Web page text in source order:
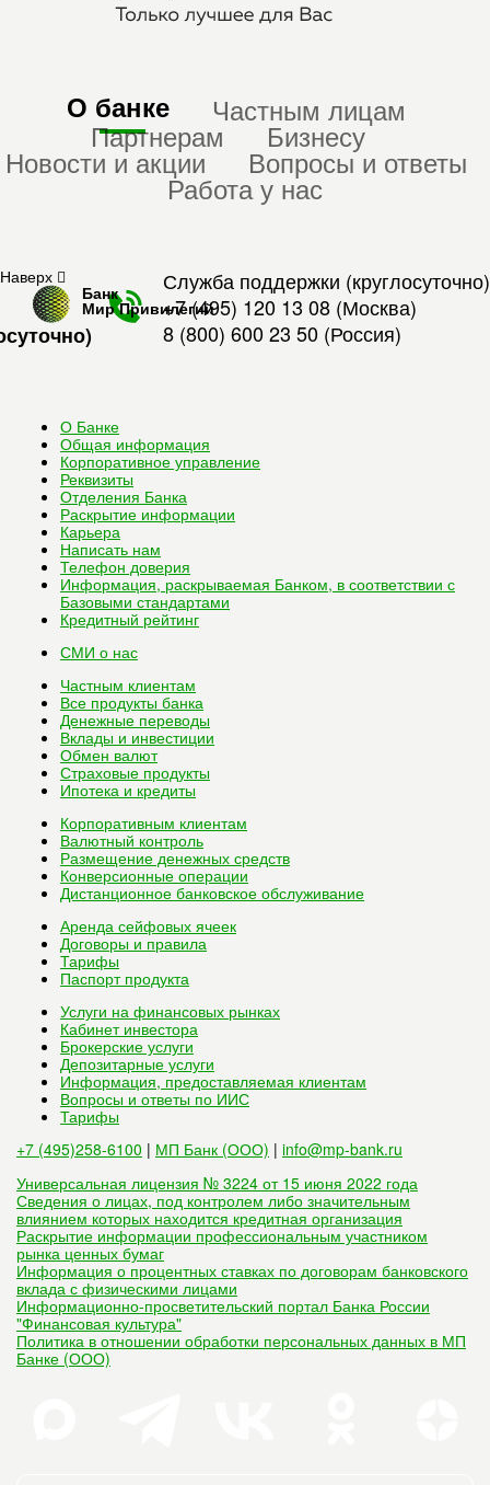
О банке Частным лицам
Партнерам Бизнесу
Новости и акции Вопросы и ответы
Работа у нас
Служба поддержки (круглосуточно)
+7 (495) 120 13 08 (Москва)
8 (800) 600 23 50 (Россия)
Наверх
Банк
Мир Привилегий
О Банке
Общая информация
Корпоративное управление
Реквизиты
Отделения Банка
Раскрытие информации
Карьера
Написать нам
Телефон доверия
Информация, раскрываемая Банком, в соответствии с
Базовыми стандартами
Кредитный рейтинг
СМИ о нас
Частным клиентам
Все продукты банка
Денежные переводы
Вклады и инвестиции
Обмен валют
Страховые продукты
Ипотека и кредиты
Корпоративным клиентам
Валютный контроль
Размещение денежных средств
Конверсионные операции
Дистанционное банковское обслуживание
Аренда сейфовых ячеек
Договоры и правила
Тарифы
Паспорт продукта
Услуги на финансовых рынках
Кабинет инвестора
Брокерские услуги
Депозитарные услуги
Информация, предоставляемая клиентам
Вопросы и ответы по ИИС
Тарифы
+7 (495)258-6100 | МП Банк (ООО) | info@mp-bank.ru
Универсальная лицензия № 3224 от 15 июня 2022 года
Сведения о лицах, под контролем либо значительным
влиянием которых находится кредитная организация
Раскрытие информации профессиональным участником
рынка ценных бумаг
Информация о процентных ставках по договорам банковского
вклада с физическими лицами
Информационно-просветительский портал Банка России
"Финансовая культура"
Политика в отношении обработки персональных данных в МП
Банке (ООО)